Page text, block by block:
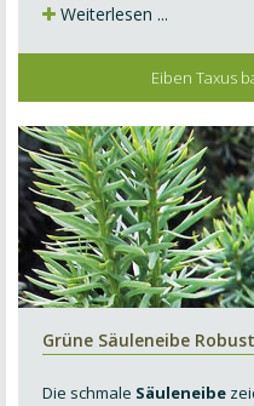
Weiterlesen ...
Eiben Taxus
Grüne Säuleneibe
Die schmale Säuleneibe